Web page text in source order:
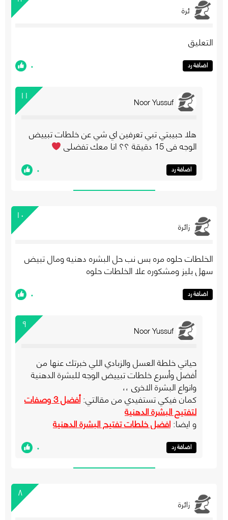
ئرة
التعليق
اضافة رد ٠
١١ Noor Yussuf
هلا حبيبتي تبي تعرفين اي شي عن خلطات تبييض
الوجه في 15 دقيقة ؟؟ انا معك تفضلي
اضافة رد ٠
١٠
زائرة
الخلطات حلوه مره بس نب حل البشره دهنيه ومال تبيض
سهل بليز ومشكوره علا الخلطات حلوه
اضافة رد ٠
٩ Noor Yussuf
حياتي خلطة العسل والزبادي اللي خبرتك عنها من
أفضل وأسرع خلطات تبييض الوجه للبشرة الدهنية
وانواع البشرة الاخرى ،،
كمان فيكي تستفيدي من مقالتي: أفضل 3 وصفات
لتفتيح البشرة الدهنية
و ايضا:افضل خلطات تفتيح البشرة الدهنية
اضافة رد ٠
٨
زائرة